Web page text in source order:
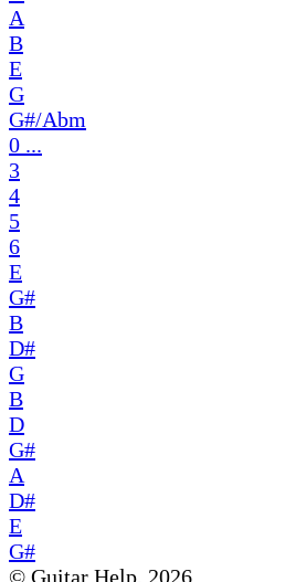
A
B
E
G
G#/Abm
0 ...
3
4
5
6
E
G#
B
D#
G
B
D
G#
A
D#
E
G#
© Guitar Help, 2026